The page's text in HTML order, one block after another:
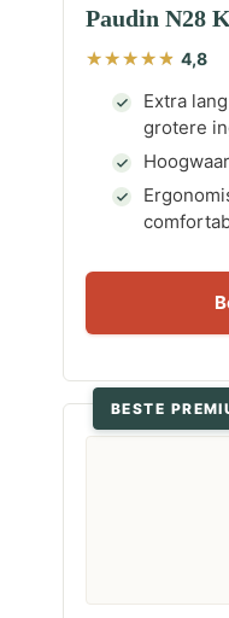
Paudin N28
4,8
Extra
grotere
BESTE